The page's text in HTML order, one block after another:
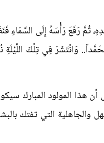
ثُمَّ رَفَعَ رَأْسَهُ إِلَى السَّمَاءِ
وَانْتَشَرَ فِي تِلْكَ اللَّيْلَةِ
أن هذا المولود المبارك
والجاهلية التي تفتك